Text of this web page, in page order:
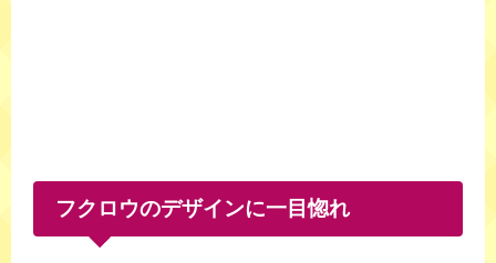
フクロウのデザインに一目惚れ